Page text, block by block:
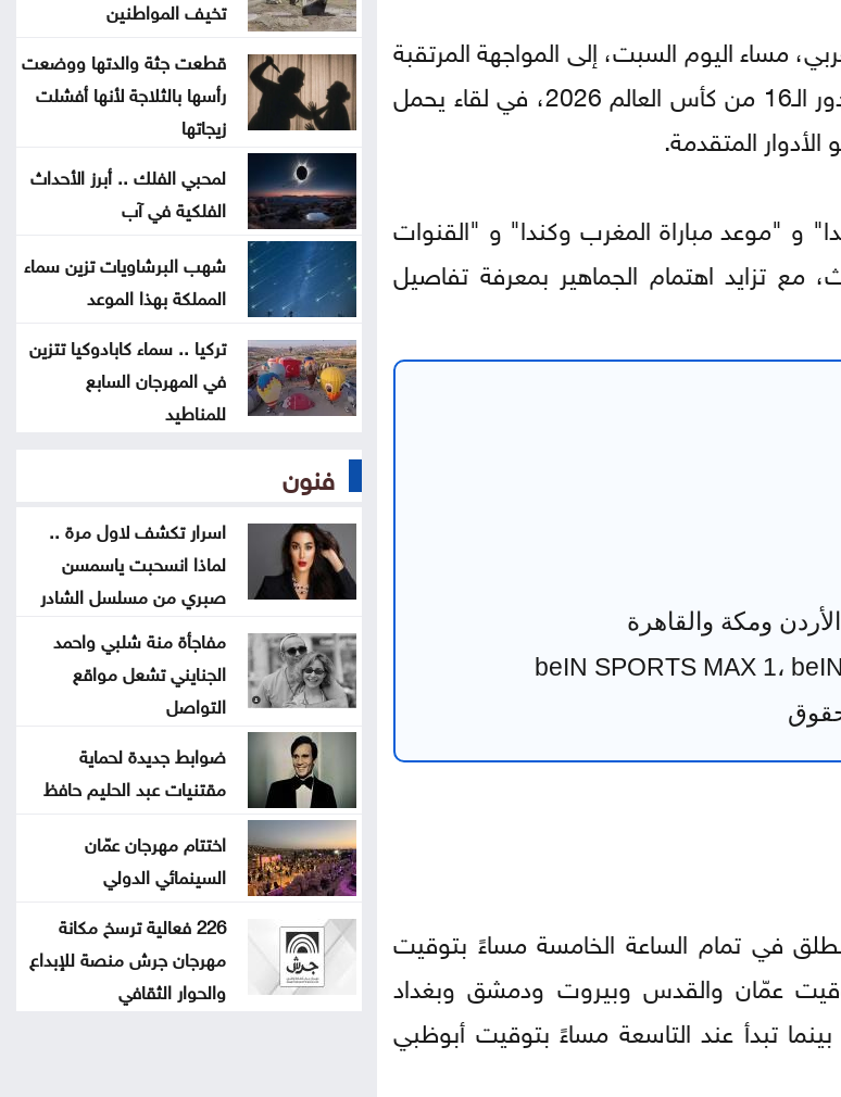
مساء اليوم السبت، إلى المواجهة المرتقبة
ضمن منافسات دور الـ16 من كأس العالم 2026، في لقاء يحمل
المتقدمة.
و "موعد مباراة المغرب وكندا" و "القنوات
مع تزايد اهتمام الجماهير بمعرفة تفاصيل
في تمام الساعة الخامسة مساءً بتوقيت
عمّان والقدس وبيروت ودمشق وبغداد
تبدأ عند التاسعة مساءً بتوقيت أبوظبي
توقيع اتفاقية دفاع مشترك
النفط يرتفع 3 دولارات مع دراسة
إيران حظر عبور سفن أميركية وإسرائيلية
مضيق هرمز
ترامب يوقع أمرا تنفيذيا يهدف لتقييد
حق اكتساب الجنسية الأميركية بالولادة
مدنيا في نجران جراء هجمات حوثية
تخيف المواطنين
قطعت جثة والدتها ووضعت
رأسها بالثلاجة لأنها أفشلت
زيجاتها
لمحبي الفلك .. أبرز الأحداث
الفلكية في آب
شهب البرشاويات تزين سماء
المملكة بهذا الموعد
تركيا .. سماء كابادوكيا تتزين
في المهرجان السابع
للمناطيد
فنون
اسرار تكشف لاول مرة ..
لماذا انسحبت ياسمسن
صبري من مسلسل الشادر
مفاجأة منة شلبي واحمد
الجنايني تشعل مواقع
التواصل
ضوابط جديدة لحماية
مقتنيات عبد الحليم حافظ
اختتام مهرجان عمّان
السينمائي الدولي
226 فعالية ترسخ مكانة
مهرجان جرش منصة للإبداع
والحوار الثقافي